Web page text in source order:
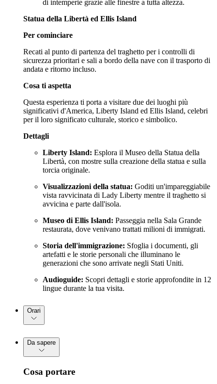
di intemperie grazie alle finestre a tutta altezza.
Statua della Libertà ed Ellis Island
Per cominciare
Recati al punto di partenza del traghetto per i controlli di
sicurezza prioritari e sali a bordo della nave con il trasporto di
andata e ritorno incluso.
Cosa ti aspetta
Questa esperienza ti porta a visitare due dei luoghi più
significativi d'America, Liberty Island ed Ellis Island, celebri
per il loro significato culturale, storico e simbolico.
Dettagli
Liberty Island: Esplora il Museo della Statua della
Libertà, con mostre sulla creazione della statua e sulla
torcia originale.
Visualizzazioni della statua: Goditi un'impareggiabile
vista ravvicinata di Lady Liberty mentre il traghetto si
avvicina e parte dall'isola.
Museo di Ellis Island: Passeggia nella Sala Grande
restaurata, dove venivano trattati milioni di immigrati.
Storia dell'immigrazione: Sfoglia i documenti, gli
artefatti e le storie personali che illuminano le
generazioni che sono arrivate negli Stati Uniti.
Audioguide: Scopri dettagli e storie approfondite in 12
lingue durante la tua visita.
Orari
Da sapere
Cosa portare